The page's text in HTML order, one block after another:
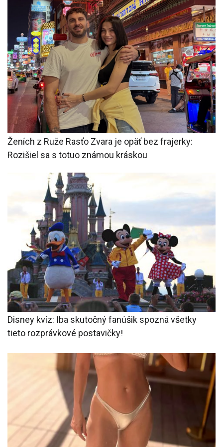
Ženích z Ruže Rasťo Zvara je opäť bez frajerky:
Rozišiel sa s totuo známou kráskou
Disney kvíz: Iba skutočný fanúšik spozná všetky
tieto rozprávkové postavičky!